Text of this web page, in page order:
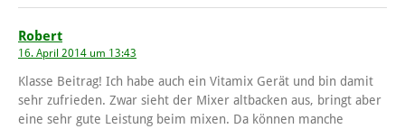
Robert
16. April 2014 um 13:43
Klasse Beitrag! Ich habe auch ein Vitamix Gerät und bin damit
sehr zufrieden. Zwar sieht der Mixer altbacken aus, bringt aber
eine sehr gute Leistung beim mixen. Da können manche